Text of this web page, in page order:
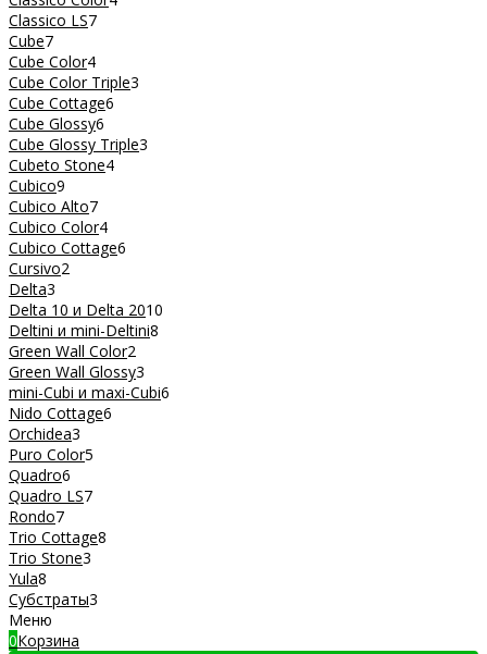
Classico LS7
Cube7
Cube Color4
Cube Color Triple3
Cube Cottage6
Cube Glossy6
Cube Glossy Triple3
Cubeto Stone4
Cubico9
Cubico Alto7
Cubico Color4
Cubico Cottage6
Cursivo2
Delta3
Delta 10 и Delta 2010
Deltini и mini-Deltini8
Green Wall Color2
Green Wall Glossy3
mini-Cubi и maxi-Cubi6
Nido Cottage6
Orchidea3
Puro Color5
Quadro6
Quadro LS7
Rondo7
Trio Cottage8
Trio Stone3
Yula8
Субстраты3
Меню
0Корзина